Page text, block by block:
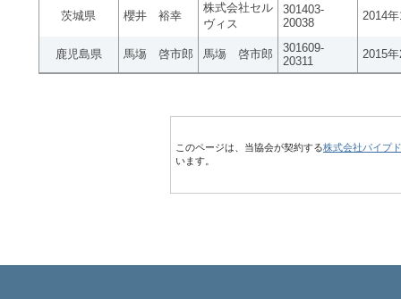
茨城県 櫻井 裕幸
株式会社セル
ヴィス
301403-
20038
2014
鹿児島県 馬塲 啓市郎 馬塲 啓市郎
301609-
20311
2015
このページは、当協会が契約する株式会社パイプ
います。